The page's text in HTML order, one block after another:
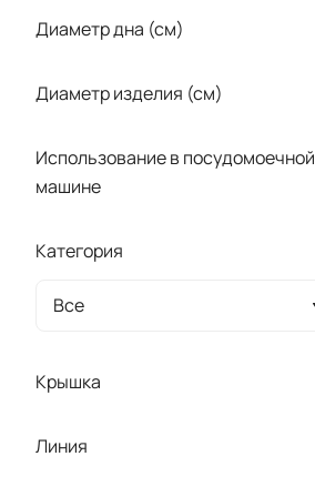
Диаметр дна (см)
Диаметр изделия (см)
Использование в посудомоечной
машине
Категория
Все
Крышка
Линия